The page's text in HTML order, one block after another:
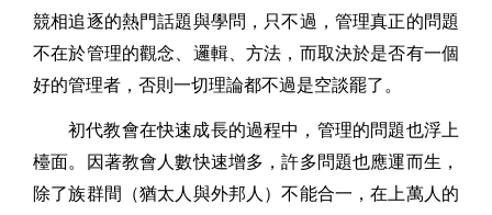
競相追逐的熱門話題與學問，只不過，管理真正的問題
不在於管理的觀念、邏輯、方法，而取決於是否有一個
好的管理者，否則一切理論都不過是空談罷了。
初代教會在快速成長的過程中，管理的問題也浮上
檯面。因著教會人數快速增多，許多問題也應運而生，
除了族群間（猶太人與外邦人）不能合一，在上萬人的